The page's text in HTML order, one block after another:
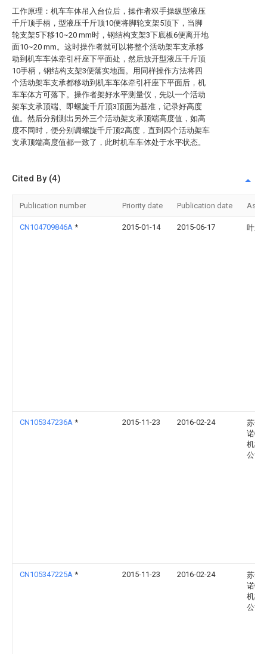
工作原理：机车车体吊入台位后，操作者双手操纵型液压
千斤顶手柄，型液压千斤顶10便将脚轮支架5顶下，当脚
轮支架5下移10~20 mm时，钢结构支架3下底板6便离开地
面10~20 mm。这时操作者就可以将整个活动架车支承移
动到机车车体牵引杆座下平面处，然后放开型液压千斤顶
10手柄，钢结构支架3便落实地面。用同样操作方法将四
个活动架车支承都移动到机车车体牵引杆座下平面后，机
车车体方可落下。操作者架好水平测量仪，先以一个活动
架车支承顶端、即螺旋千斤顶3顶面为基准，记录好高度
值。然后分别测出另外三个活动架支承顶端高度值，如高
度不同时，便分别调螺旋千斤顶2高度，直到四个活动架车
支承顶端高度值都一致了，此时机车车体处于水平状态。
Cited By (4)
Publication number Priority date Publication date
CN104709846A * 2015-01-14 2015-06-17 叶欣
CN105347236A * 2015-11-23 2016-02-24
苏州
诺特
机械
公司
CN105347225A * 2015-11-23 2016-02-24
苏州
诺特
机械
公司